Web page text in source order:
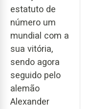
estatuto de
número um
mundial com a
sua vitória,
sendo agora
seguido pelo
alemão
Alexander